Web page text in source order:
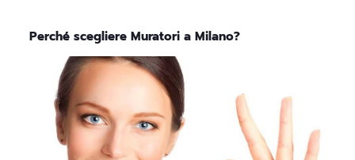
Perché scegliere Muratori a Milano?